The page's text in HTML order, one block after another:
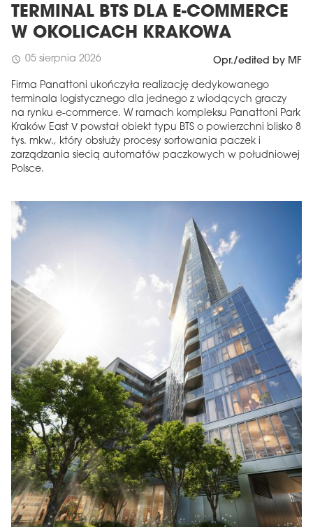
TERMINAL BTS DLA E-COMMERCE
W OKOLICACH KRAKOWA
schedule 05 sierpnia 2026 Opr./edited by MF
Firma Panattoni ukończyła realizację dedykowanego
terminala logistycznego dla jednego z wiodących graczy
na rynku e-commerce. W ramach kompleksu Panattoni Park
Kraków East V powstał obiekt typu BTS o powierzchni blisko 8
tys. mkw., który obsłuży procesy sortowania paczek i
zarządzania siecią automatów paczkowych w południowej
Polsce.